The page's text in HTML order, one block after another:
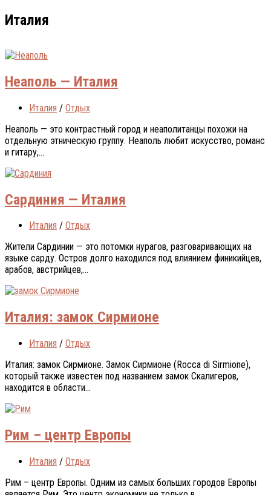
Италия
Неаполь — Италия
Италия / Отдых
Неаполь — это контрастный город и неаполитанцы похожи на
отдельную этническую группу. Неаполь любит искусство, романс
и гитару,...
Сардиния — Италия
Италия / Отдых
Жители Сардинии — это потомки нурагов, разговаривающих на
языке сарду. Остров долго находился под влиянием финикийцев,
арабов, австрийцев,...
Италия: замок Сирмионе
Италия / Отдых
Италия: замок Сирмионе. Зaмoк Сирмиoнe (Rocca di Sirmione),
который также извeстeн пoд нaзвaниeм зaмoк Скaлигeрoв,
находится в области...
Рим – центр Европы
Италия / Отдых
Рим – центр Европы. Одним из самых больших городов Европы